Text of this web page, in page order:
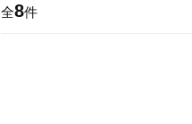
全8件